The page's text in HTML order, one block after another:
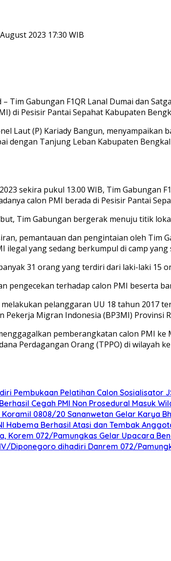
2023 17:30 WIB
– Tim Gabungan F1QR Lanal Dumai dan
di Pesisir Pantai Sepahat Kabupaten
Laut (P) Kariady Bangun,
dengan Tanjung Leban Kabupaten
sekira pukul 13.00 WIB, Tim Gabungan
calon PMI berada di Pesisir Pantai
Tim Gabungan bergerak menuju titik
pemantauan dan pengintaian oleh
ilegal yang sedang berkumpul di camp
31 orang yang terdiri dari laki-laki 15
pengecekan terhadap calon PMI beserta
pelanggaran UU 18 tahun 2017
Pekerja Migran Indonesia (BP3MI) Provinsi
pemberangkatan calon PMI
Perdagangan Orang (TPPO) di wilayah
Pembukaan Pelatihan Calon Sosialisator
Cegah PMI Non Prosedural Masuk
0808/20 Sananwetan Gelar Karya
Habema Berhasil Atasi dan Tembak
Korem 072/Pamungkas Gelar Upacara
Diponegoro dihadiri Danrem 072/